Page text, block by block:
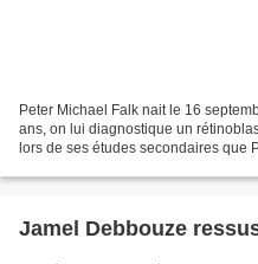
Peter Michael Falk nait le 16
ans, on lui diagnostique un
lors de ses études secondaires que
Jamel Debbouze